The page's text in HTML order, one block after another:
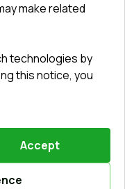
byVitrager.com.
?
make related
technologies by
this notice, you
Accept